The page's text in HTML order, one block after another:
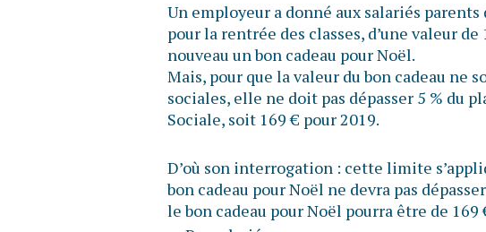
Un employeur a donné aux salariés parents
pour la rentrée des classes, d’une valeur
nouveau un bon cadeau pour Noël.
Mais, pour que la valeur du bon cadeau ne
sociales, elle ne doit pas dépasser 5 % du
Sociale, soit 169 € pour 2019.
D’où son interrogation : cette limite
bon cadeau pour Noël ne devra pas
le bon cadeau pour Noël pourra être de